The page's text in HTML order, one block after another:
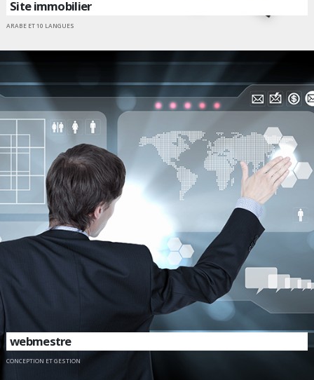
Site immobilier
ARABE ET 10 LANGUES
ALLER SUR UN SITE INTERNET
webmestre
CONCEPTION ET GESTION